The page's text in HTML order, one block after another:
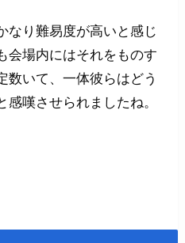
なり難易度が高いと感じ
会場内にはそれをものす
数いて、一体彼らはどう
嘆させられましたね。